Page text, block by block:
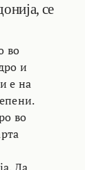
се
во
и
е на
во